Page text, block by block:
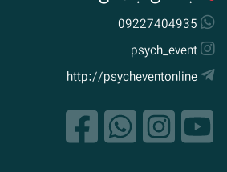
09227404935
psych_event
http://psycheventonline